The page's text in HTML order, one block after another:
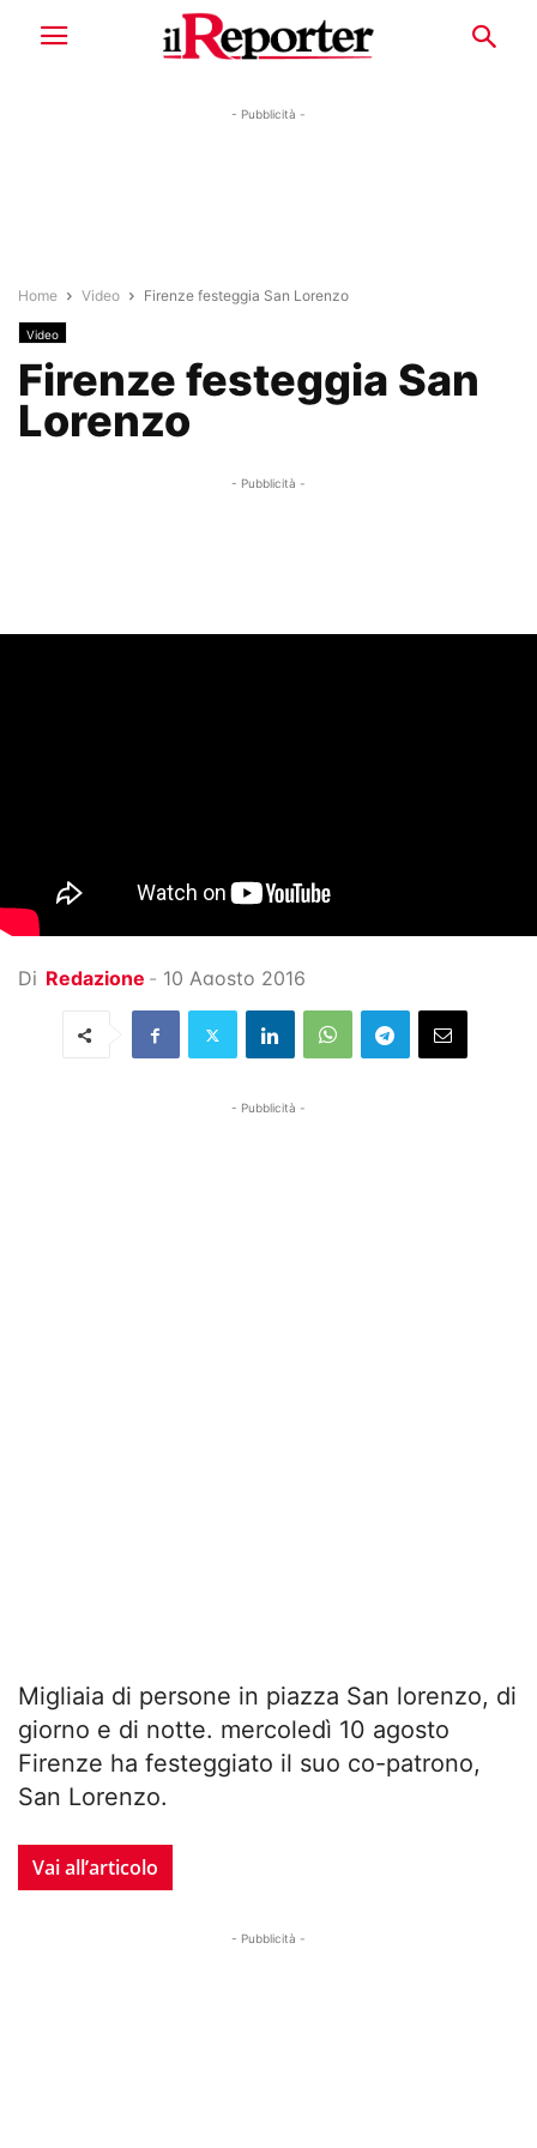
- Pubblicità -
Home Video Firenze festeggia San Lorenzo
Video
Firenze festeggia San
Lorenzo
- Pubblicità -
Di Redazione - 10 Agosto 2016
- Pubblicità -
Migliaia di persone in piazza San lorenzo, di
giorno e di notte. mercoledì 10 agosto
Firenze ha festeggiato il suo co-patrono,
San Lorenzo.
Vai all’articolo
- Pubblicità -